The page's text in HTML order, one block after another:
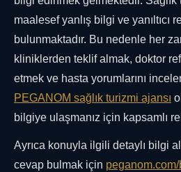
maalesef yanlış bilgi ve yanıltıcı
bulunmaktadır. Bu nedenle her
kliniklerden teklif almak, doktor
etmek ve hasta yorumlarını
PEGANOM sağlık turizmi ajansı
bilgiye ulaşmanız için kapsamlı
Ayrıca konuyla ilgili detaylı bilgi
cevap bulmak için